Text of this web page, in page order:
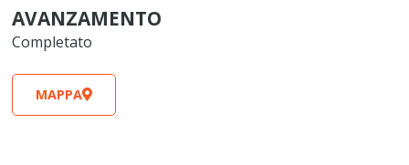
AVANZAMENTO
Completato
MAPPA